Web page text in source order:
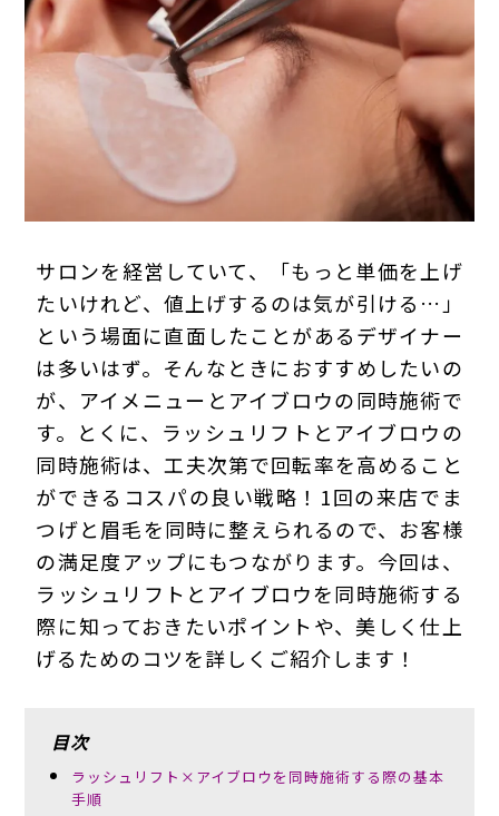
プライバシーポリシー
サロンを経営していて、「もっと単価を上げ
たいけれど、値上げするのは気が引ける…」
という場面に直面したことがあるデザイナー
は多いはず。そんなときにおすすめしたいの
が、アイメニューとアイブロウの同時施術で
す。とくに、ラッシュリフトとアイブロウの
同時施術は、工夫次第で回転率を高めること
ができるコスパの良い戦略！1回の来店でま
つげと眉毛を同時に整えられるので、お客様
の満足度アップにもつながります。今回は、
ラッシュリフトとアイブロウを同時施術する
際に知っておきたいポイントや、美しく仕上
げるためのコツを詳しくご紹介します！
目次
ラッシュリフト×アイブロウを同時施術する際の基本
手順